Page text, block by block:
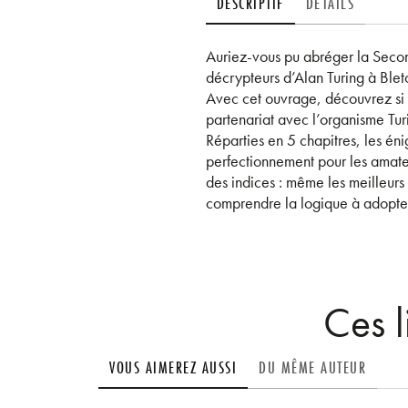
Auriez-vous pu abréger la
décrypteurs d’Alan Turing à
Avec cet ouvrage, découvrez
partenariat avec l’organisme
Réparties en 5 chapitres, les
perfectionnement pour les
des indices : même les
comprendre la logique à
Ces
VOUS AIMEREZ AUSSI DU MÊME AUTEUR